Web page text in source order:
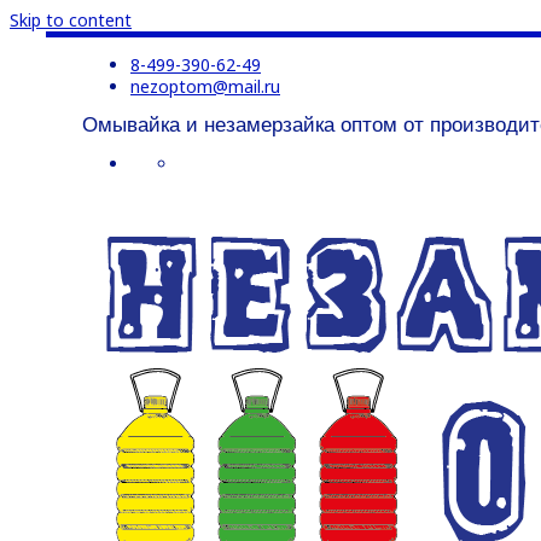
Skip to content
8-499-390-62-49
nezoptom@mail.ru
Омывайка и незамерзайка оптом от